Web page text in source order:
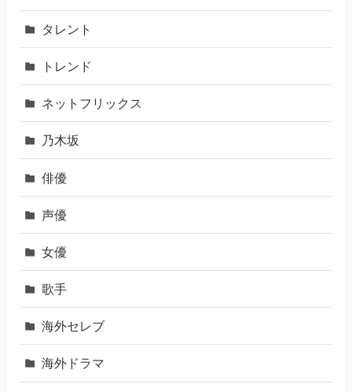
タレント
トレンド
ネットフリックス
乃木坂
俳優
声優
女優
歌手
海外セレブ
海外ドラマ